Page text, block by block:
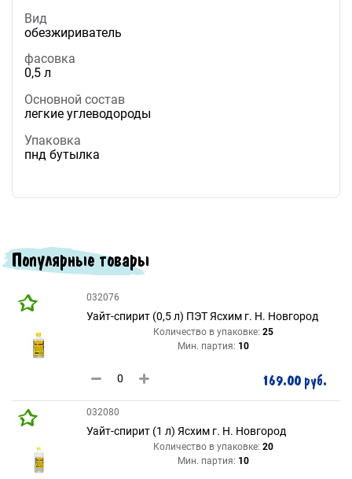
Вид
обезжириватель
фасовка
0,5 л
Основной состав
легкие углеводороды
Упаковка
пнд бутылка
Популярные товары
032076
Уайт-спирит (0,5 л) ПЭТ Ясхим г. Н. Новгород
Количество в упаковке: 25
Мин. партия: 10
169.00 руб.
032080
Уайт-спирит (1 л) Ясхим г. Н. Новгород
Количество в упаковке: 20
Мин. партия: 10